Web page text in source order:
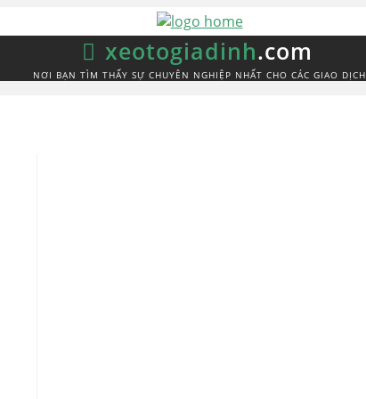
xeotogiadinh.com
NƠI BẠN TÌM THẤY SỰ CHUYÊN NGHIỆP NHẤT CHO CÁC GIAO DỊCH